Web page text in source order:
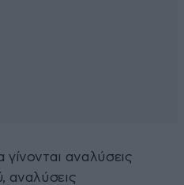
αναλύσεις
αναλύσεις